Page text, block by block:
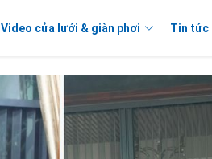
Video cửa lưới & giàn phơi Tin tức